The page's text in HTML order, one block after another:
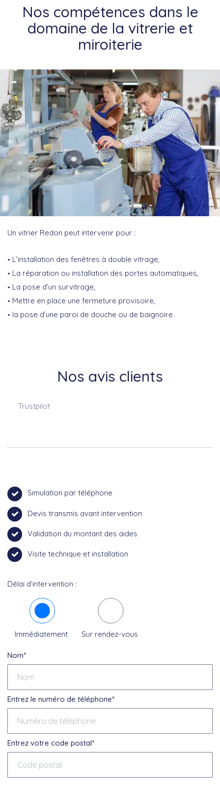
Nos compétences dans le
domaine de la vitrerie et
miroiterie
Un vitrier Redon peut intervenir pour :
L’installation des fenêtres à double vitrage,
La réparation ou installation des portes automatiques,
La pose d’un survitrage,
Mettre en place une fermeture provisoire,
la pose d’une paroi de douche ou de baignoire
Nos avis clients
Trustpilot
Simulation par téléphone
Devis transmis avant intervention
Validation du montant des aides
Visite technique et installation
Délai d’intervention :
Immédiatement Sur rendez-vous
Nom*
Entrez le numéro de téléphone*
Entrez votre code postal*